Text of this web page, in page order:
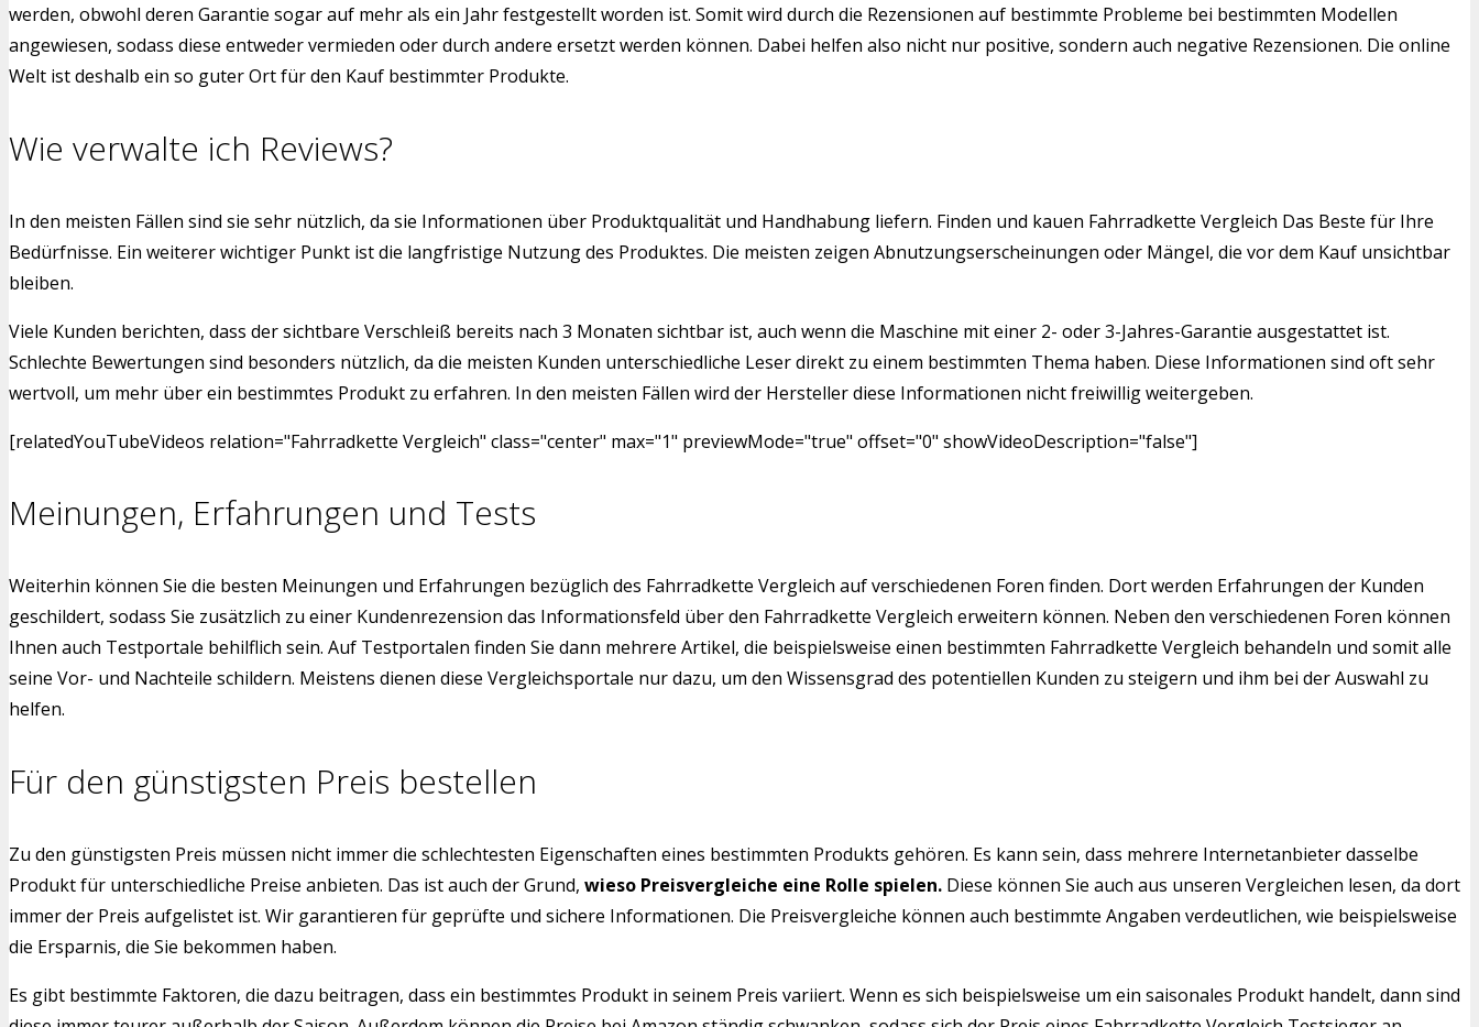
werden, obwohl deren Garantie sogar auf mehr als ein Jahr festgestellt worden ist. Somit wird durch die Rezensionen auf bestimmte Probleme bei bestimmten Modellen
angewiesen, sodass diese entweder vermieden oder durch andere ersetzt werden können. Dabei helfen also nicht nur positive, sondern auch negative Rezensionen. Die online
Welt ist deshalb ein so guter Ort für den Kauf bestimmter Produkte.
Wie verwalte ich Reviews?
In den meisten Fällen sind sie sehr nützlich, da sie Informationen über Produktqualität und Handhabung liefern. Finden und kauen Fahrradkette Vergleich Das Beste für Ihre
Bedürfnisse. Ein weiterer wichtiger Punkt ist die langfristige Nutzung des Produktes. Die meisten zeigen Abnutzungserscheinungen oder Mängel, die vor dem Kauf unsichtbar
bleiben.
Viele Kunden berichten, dass der sichtbare Verschleiß bereits nach 3 Monaten sichtbar ist, auch wenn die Maschine mit einer 2- oder 3-Jahres-Garantie ausgestattet ist.
Schlechte Bewertungen sind besonders nützlich, da die meisten Kunden unterschiedliche Leser direkt zu einem bestimmten Thema haben. Diese Informationen sind oft sehr
wertvoll, um mehr über ein bestimmtes Produkt zu erfahren. In den meisten Fällen wird der Hersteller diese Informationen nicht freiwillig weitergeben.
[relatedYouTubeVideos relation="Fahrradkette Vergleich" class="center" max="1" previewMode="true" offset="0" showVideoDescription="false"]
Meinungen, Erfahrungen und Tests
Weiterhin können Sie die besten Meinungen und Erfahrungen bezüglich des Fahrradkette Vergleich auf verschiedenen Foren finden. Dort werden Erfahrungen der Kunden
geschildert, sodass Sie zusätzlich zu einer Kundenrezension das Informationsfeld über den Fahrradkette Vergleich erweitern können. Neben den verschiedenen Foren können
Ihnen auch Testportale behilflich sein. Auf Testportalen finden Sie dann mehrere Artikel, die beispielsweise einen bestimmten Fahrradkette Vergleich behandeln und somit alle
seine Vor- und Nachteile schildern. Meistens dienen diese Vergleichsportale nur dazu, um den Wissensgrad des potentiellen Kunden zu steigern und ihm bei der Auswahl zu
helfen.
Für den günstigsten Preis bestellen
Zu den günstigsten Preis müssen nicht immer die schlechtesten Eigenschaften eines bestimmten Produkts gehören. Es kann sein, dass mehrere Internetanbieter dasselbe
Produkt für unterschiedliche Preise anbieten. Das ist auch der Grund, wieso Preisvergleiche eine Rolle spielen. Diese können Sie auch aus unseren Vergleichen lesen, da dort
immer der Preis aufgelistet ist. Wir garantieren für geprüfte und sichere Informationen. Die Preisvergleiche können auch bestimmte Angaben verdeutlichen, wie beispielsweise
die Ersparnis, die Sie bekommen haben.
Es gibt bestimmte Faktoren, die dazu beitragen, dass ein bestimmtes Produkt in seinem Preis variiert. Wenn es sich beispielsweise um ein saisonales Produkt handelt, dann sind